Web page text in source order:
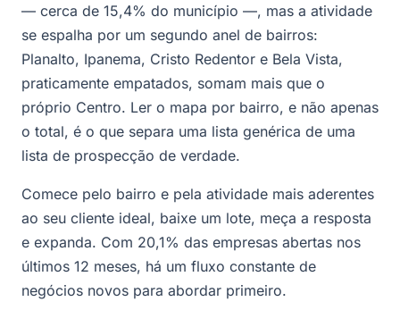
— cerca de 15,4% do município —, mas a atividade
se espalha por um segundo anel de bairros:
Planalto, Ipanema, Cristo Redentor e Bela Vista,
praticamente empatados, somam mais que o
próprio Centro. Ler o mapa por bairro, e não apenas
o total, é o que separa uma lista genérica de uma
lista de prospecção de verdade.
Comece pelo bairro e pela atividade mais aderentes
ao seu cliente ideal, baixe um lote, meça a resposta
e expanda. Com 20,1% das empresas abertas nos
últimos 12 meses, há um fluxo constante de
negócios novos para abordar primeiro.